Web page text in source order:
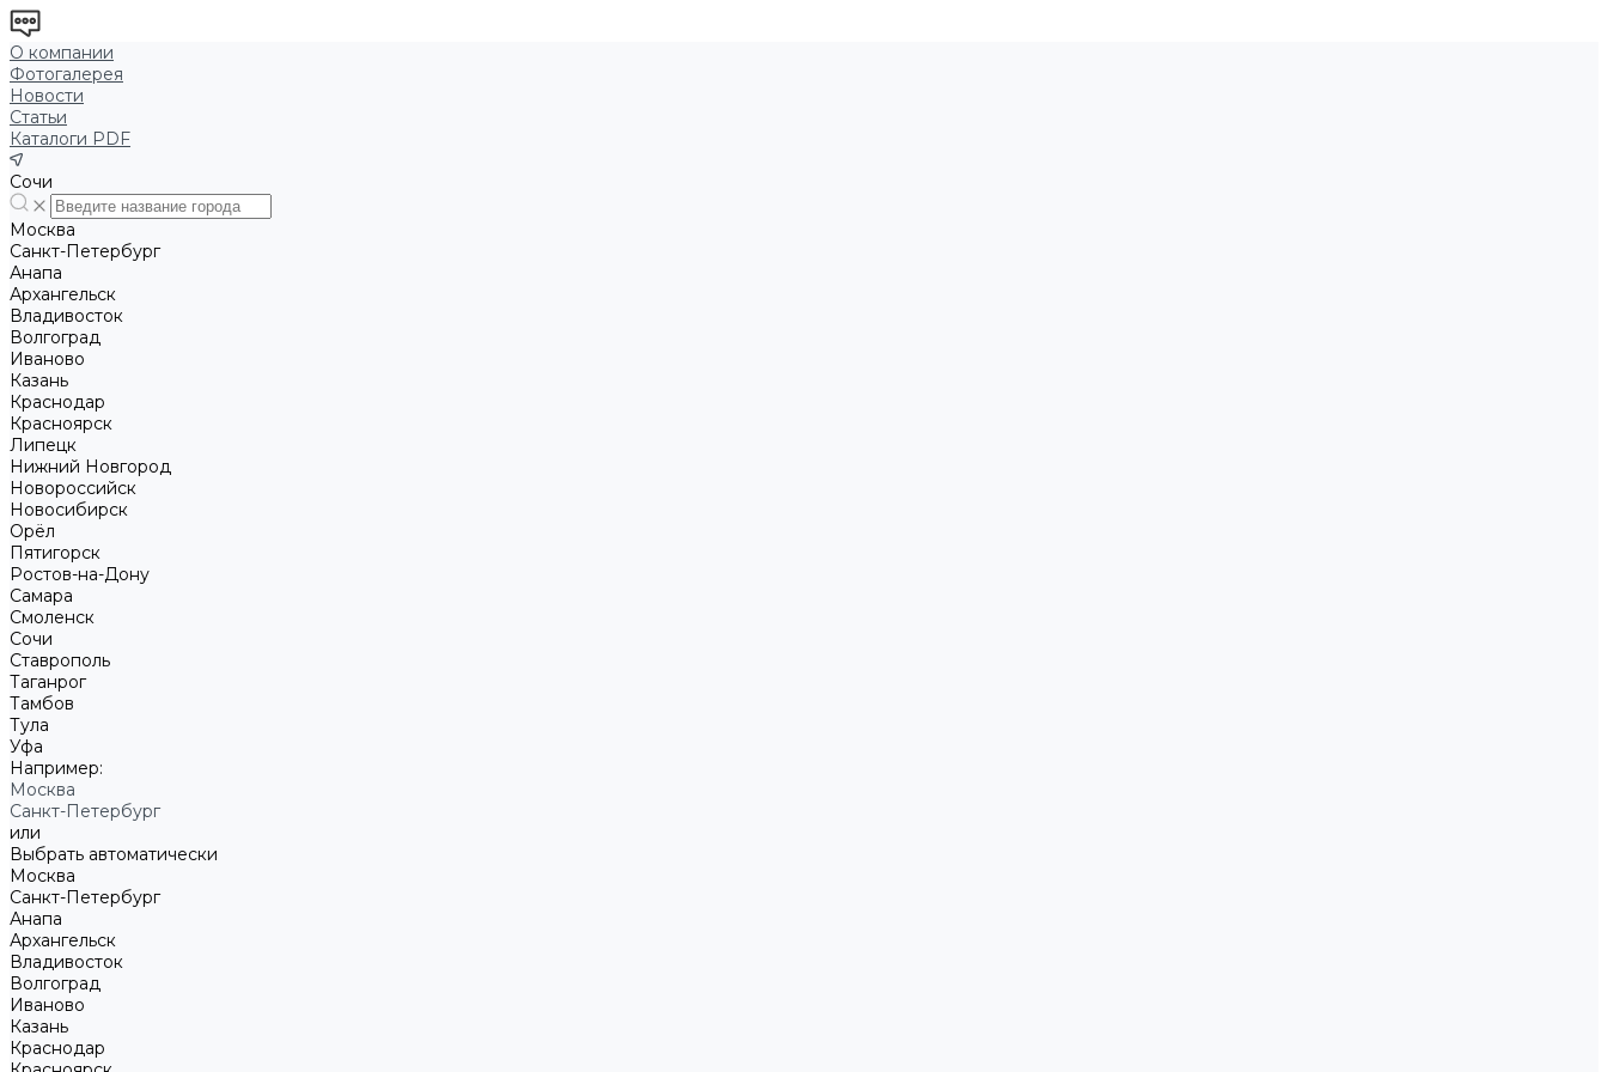
О компании
Фотогалерея
Новости
Статьи
Каталоги PDF
Сочи
Москва
Санкт-Петербург
Анапа
Архангельск
Владивосток
Волгоград
Иваново
Казань
Краснодар
Красноярск
Липецк
Нижний Новгород
Новороссийск
Новосибирск
Орёл
Пятигорск
Ростов-на-Дону
Самара
Смоленск
Сочи
Ставрополь
Таганрог
Тамбов
Тула
Уфа
Например:
Москва
Санкт-Петербург
или
Выбрать автоматически
Москва
Санкт-Петербург
Анапа
Архангельск
Владивосток
Волгоград
Иваново
Казань
Краснодар